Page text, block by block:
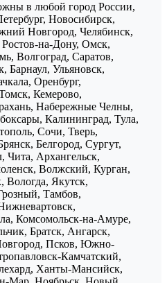
в любой город России,
Новосибирск,
Новгород, Челябинск,
на-Дону, Омск,
Волгоград, Саратов,
Барнаул, Ульяновск,
Оренбург,
Кемерово,
Набережные Челны,
Калининград, Тула,
Сочи, Тверь,
Белгород, Сургут,
Архангельск,
Волжский, Курган,
Вологда, Якутск,
Тамбов,
Комсомольск-на-Амуре,
Братск, Ангарск,
Псков, Южно-
Камчатский,
Ханты-Мансийск,